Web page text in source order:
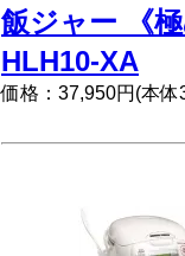
飯ジャー 《
HLH10-XA
価格：37,950円(本